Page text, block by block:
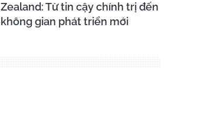
Zealand: Từ tin cậy chính trị đến
không gian phát triển mới